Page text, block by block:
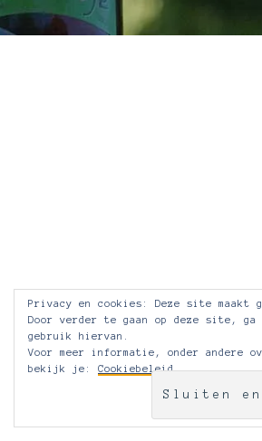
Privacy en cookies: Deze site maakt
Door verder te gaan op deze site, ga
gebruik hiervan.
Voor meer informatie, onder andere
bekijk je: Cookiebeleid